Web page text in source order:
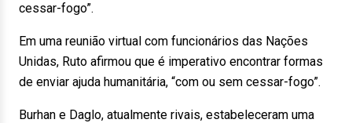
cessar-fogo”.
Em uma reunião virtual com funcionários das Nações
Unidas, Ruto afirmou que é imperativo encontrar formas
de enviar ajuda humanitária, “com ou sem cessar-fogo”.
Burhan e Daglo, atualmente rivais, estabeleceram uma